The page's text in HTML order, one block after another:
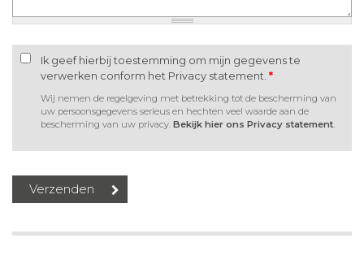
Ik geef hierbij toestemming om mijn gegevens te
verwerken conform het Privacy statement. *
Wij nemen de regelgeving met betrekking tot de bescherming van
uw persoonsgegevens serieus en hechten veel waarde aan de
bescherming van uw privacy. Bekijk hier ons Privacy statement